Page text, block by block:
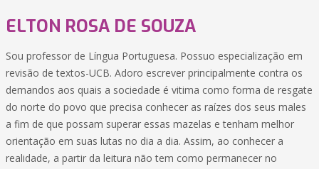
ELTON ROSA DE SOUZA
Sou professor de Língua Portuguesa. Possuo especialização em
revisão de textos-UCB. Adoro escrever principalmente contra os
demandos aos quais a sociedade é vitima como forma de resgate
do norte do povo que precisa conhecer as raízes dos seus males
a fim de que possam superar essas mazelas e tenham melhor
orientação em suas lutas no dia a dia. Assim, ao conhecer a
realidade, a partir da leitura não tem como permanecer no